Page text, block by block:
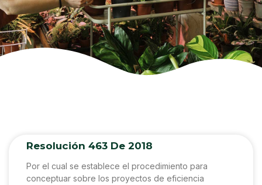
Resolución 463 De 2018
Por el cual se establece el procedimiento para
conceptuar sobre los proyectos de eficiencia